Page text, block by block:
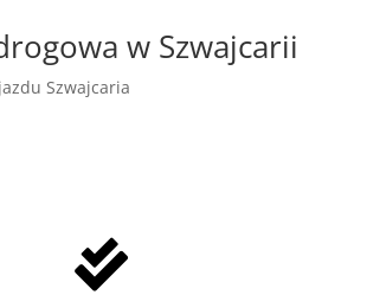
w Szwajcarii
Szwajcaria
